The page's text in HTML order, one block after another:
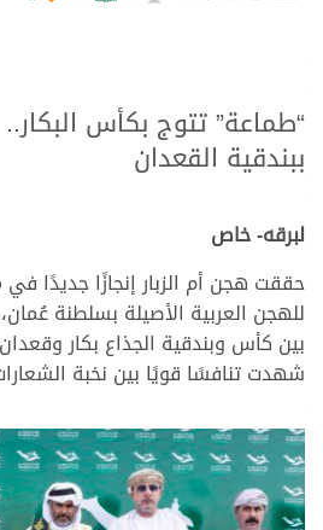
“طماعة” تتوج بكأس
ببندقية القعدان
لبرقه- خاص
حققت هجن أم الزبار إنجازًا جديدًا
للهجن العربية الأصيلة بسلطنة
بين كأس وبندقية الجذاع بكار
شهدت تنافسًا قويًا بين نخبة